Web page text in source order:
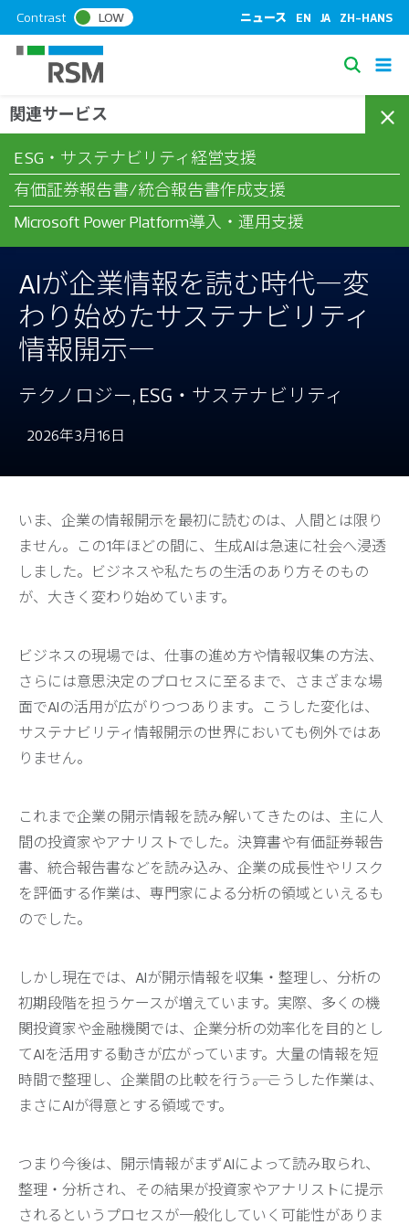
k
n
Contrast LOW ニュース EN JA ZH-HANS
S
c
ホーム/コラム
AIが企業情報を読む時代―変わ
り始めたサステナビリティ情報開示―
AIが企業情報を読む時代―変
わり始めたサステナビリティ
情報開示―
テクノロジー, ESG・サステナビリティ
2026年3月16日
いま、企業の情報開示を最初に読むのは、人間とは限り
ません。この1年ほどの間に、生成AIは急速に社会へ浸透
しました。ビジネスや私たちの生活のあり方そのもの
が、大きく変わり始めています。
ビジネスの現場では、仕事の進め方や情報収集の方法、
さらには意思決定のプロセスに至るまで、さまざまな場
面でAIの活用が広がりつつあります。こうした変化は、
サステナビリティ情報開示の世界においても例外ではあ
りません。
これまで企業の開示情報を読み解いてきたのは、主に人
間の投資家やアナリストでした。決算書や有価証券報告
書、統合報告書などを読み込み、企業の成長性やリスク
を評価する作業は、専門家による分析の領域といえるも
のでした。
しかし現在では、AIが開示情報を収集・整理し、分析の
初期段階を担うケースが増えています。実際、多くの機
関投資家や金融機関では、企業分析の効率化を目的とし
てAIを活用する動きが広がっています。大量の情報を短
時間で整理し、企業間の比較を行う――。こうした作業は、
まさにAIが得意とする領域です。
つまり今後は、開示情報がまずAIによって読み取られ、
整理・分析され、その結果が投資家やアナリストに提示
されるというプロセスが一般化していく可能性がありま
関連サービス
ESG・サステナビリティ経営支援
有価証券報告書/統合報告書作成支援
Microsoft Power Platform導入・運用支援